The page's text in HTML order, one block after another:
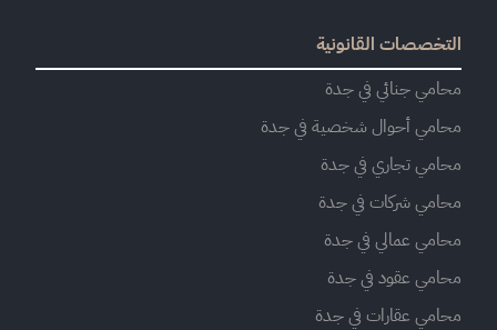
التخصصات القانونية
محامي جنائي في جدة
محامي أحوال شخصية في جدة
محامي تجاري في جدة
محامي شركات في جدة
محامي عمالي في جدة
محامي عقود في جدة
محامي عقارات في جدة